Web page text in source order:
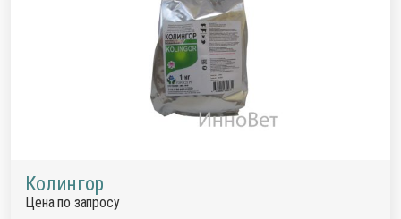
Колингор
Цена по запросу